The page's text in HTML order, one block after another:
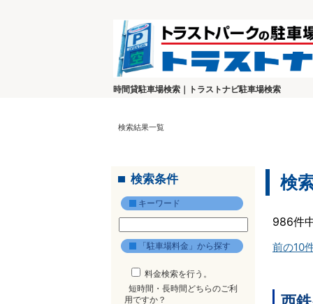
時間貸駐車場検索｜トラストナビ駐車場検索
検索結果一覧
検索条件
キーワード
「駐車場料金」から探す
料金検索を行う。
短時間・長時間どちらのご利
用ですか？
検
986件
前の10